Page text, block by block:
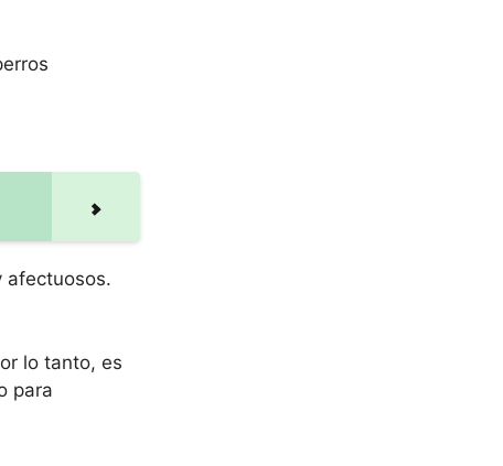
afectuosos.
lo tanto, es
para